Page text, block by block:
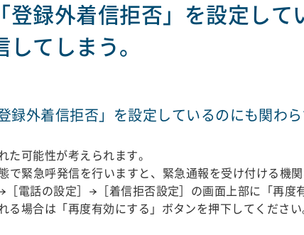
登録外着信拒否」を設定し
てしまう。
録外着信拒否」を設定しているのにも関わ
た可能性が考えられます。
で緊急呼発信を行いますと、緊急通報を受け付ける機
電話の設定］→［着信拒否設定］の画面上部に「再度
る場合は「再度有効にする」ボタンを押下してください